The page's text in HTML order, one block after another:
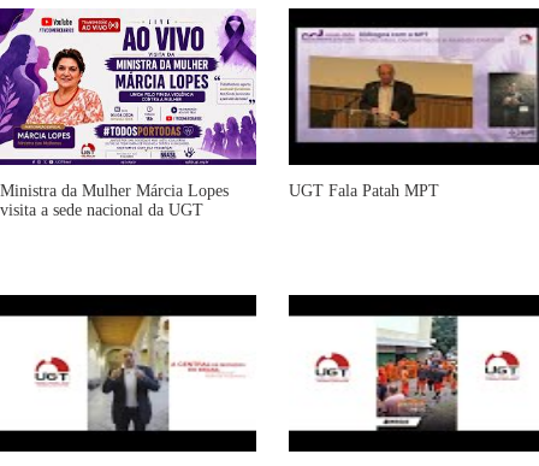
Ministra da Mulher Márcia Lopes
visita a sede nacional da UGT
UGT Fala Patah MPT